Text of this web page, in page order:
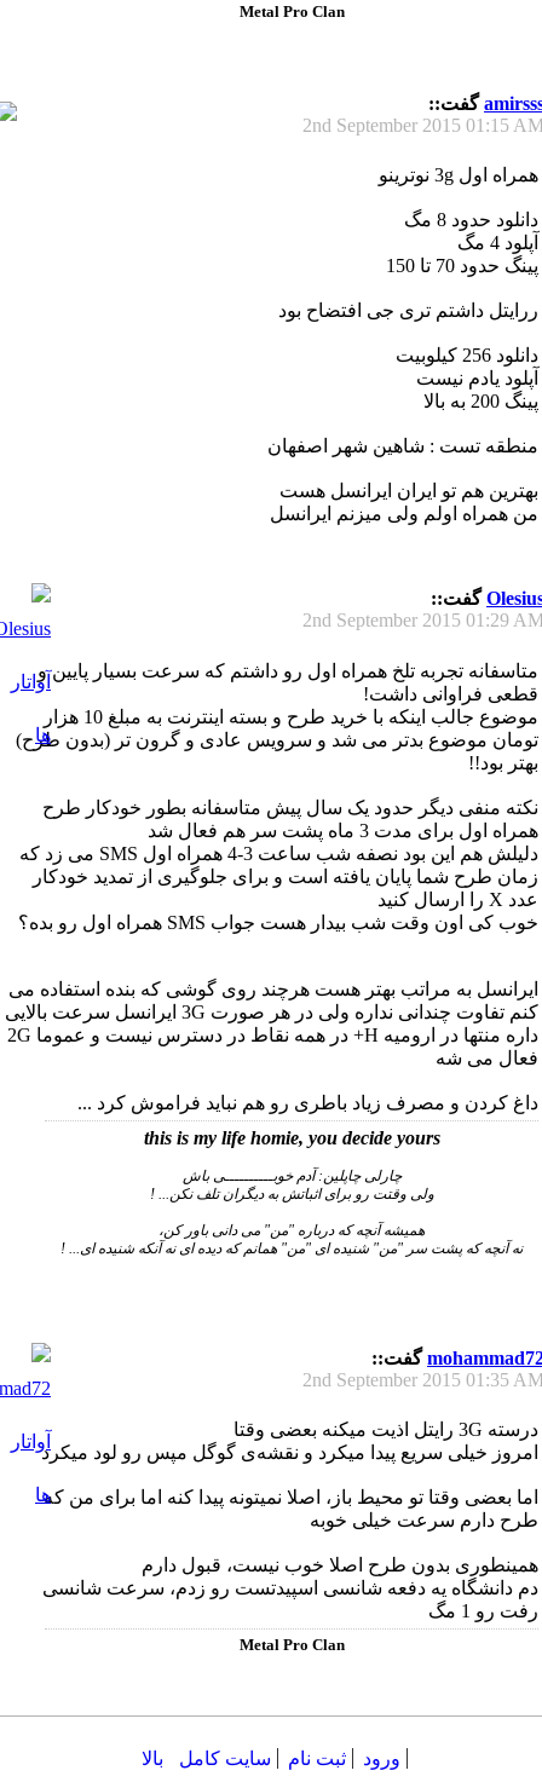
Metal Pro Clan
گفت::
2nd September 2015 01:15
همراه اول 3g نوترینو
دانلود حدود 8 مگ
آپلود 4 مگ
پینگ حدود 70 تا 150
ررایتل داشتم تری جی افتضاح بود
دانلود 256 کیلوبیت
آپلود یادم نیست
پینگ 200 به بالا
منطقه تست : شاهین شهر اصفهان
بهترین هم تو ایران ایرانسل هست
من همراه اولم ولی میزنم ایرانسل
گفت::
2nd September 2015 01:29
متاسفانه تجربه تلخ همراه اول رو داشتم که سرعت بسیار پایین و
قطعی فراوانی داشت!
موضوع جالب اینکه با خرید طرح و بسته اینترنت به مبلغ 10 هزار
تومان موضوع بدتر می شد و سرویس عادی و گرون تر (بدون طرح)
بهتر بود!!
نکته منفی دیگر حدود یک سال پیش متاسفانه بطور خودکار طرح
همراه اول برای مدت 3 ماه پشت سر هم فعال شد
دلیلش هم این بود نصفه شب ساعت 3-4 همراه اول SMS می زد که
زمان طرح شما پایان یافته است و برای جلوگیری از تمدید خودکار
عدد X را ارسال کنید
خوب کی اون وقت شب بیدار هست جواب SMS همراه اول رو بده؟
ایرانسل به مراتب بهتر هست هرچند روی گوشی که بنده استفاده می
کنم تفاوت چندانی نداره ولی در هر صورت 3G ایرانسل سرعت بالایی
داره منتها در ارومیه H+ در همه نقاط در دسترس نیست و عموما 2G
فعال می شه
داغ کردن و مصرف زیاد باطری رو هم نباید فراموش کرد ...
this is my life homie, you decide yours
چارلی چاپلین: آدم خوبــــــــــی باش
ولی وقتت رو برای اثباتش به دیگران تلف نکن... !
همیشه آنچه که درباره "من" می دانی باور کن،
نه آنچه که پشت سر "من" شنیده ای "من" همانم که دیده ای نه آنکه شنیده ای... !
گفت::
2nd September 2015 01:35
درسته 3G رایتل اذیت میکنه بعضی وقتا
امروز خیلی سریع پیدا میکرد و نقشه‌ی گوگل مپس رو لود میکرد
اما بعضی وقتا تو محیط باز، اصلا نمیتونه پیدا کنه اما برای من که
طرح دارم سرعت خیلی خوبه
همینطوری بدون طرح اصلا خوب نیست، قبول دارم
دم دانشگاه یه دفعه شانسی اسپید‌تست رو زدم، سرعت شانسی
رفت رو 1 مگ
Metal Pro Clan
ورود ثبت نام سایت کامل بالا